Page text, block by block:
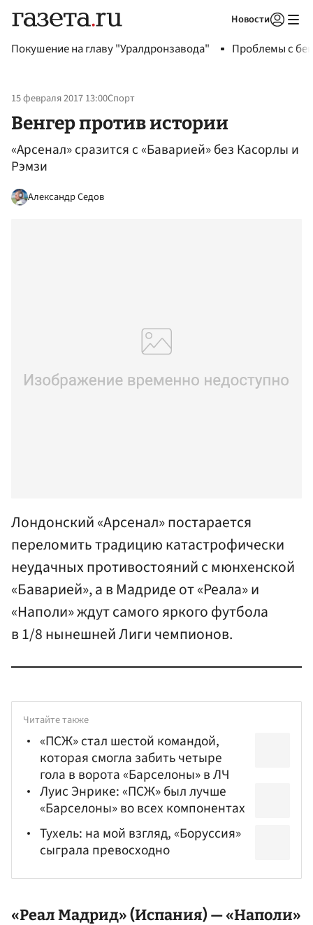
Новости
Покушение на главу "Уралдронзавода" Проблемы с
15 февраля 2017 13:00Спорт
Венгер против истории
«Арсенал» сразится с «Баварией» без Касорлы и
Рэмзи
Александр Седов
Лондонский «Арсенал» постарается
переломить традицию катастрофически
неудачных противостояний с мюнхенской
«Баварией», а в Мадриде от «Реала» и
«Наполи» ждут самого яркого футбола
в 1/8 нынешней Лиги чемпионов.
Читайте также
«ПСЖ» стал шестой командой,
которая смогла забить четыре
гола в ворота «Барселоны» в ЛЧ
Луис Энрике: «ПСЖ» был лучше
«Барселоны» во всех компонентах
Тухель: на мой взгляд, «Боруссия»
сыграла превосходно
«Реал Мадрид» (Испания) — «Наполи»